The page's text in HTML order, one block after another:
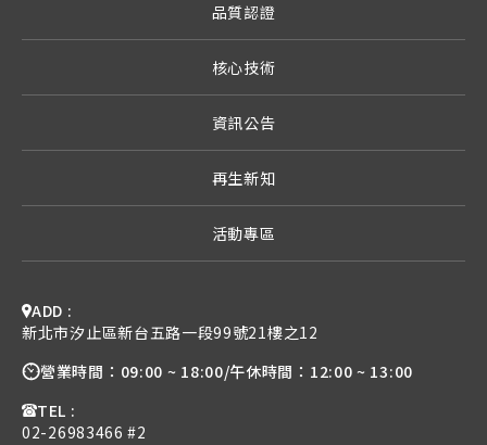
品質認證
核心技術
資訊公告
再生新知
活動專區
ADD :
新北市汐止區新台五路一段99號21樓之12
營業時間： 09:00 ~ 18:00/午休時間： 12:00 ~ 13:00
TEL :
02-26983466 #2